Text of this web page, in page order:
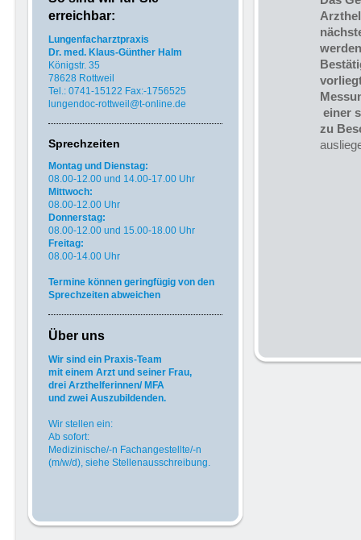
einer
zu
erreichbar:
Lungenfacharztpraxis
Dr. med. Klaus-Günther Halm
Königstr. 35
78628 Rottweil
Tel.: 0741-15122 Fax:-1756525
lungendoc-rottweil @t-online.de
Sprechzeiten
Montag und Dienstag:
08.00-12.00 und 14.00-17.00 Uhr
Mittwoch:
08.00-12.00 Uhr
Donnerstag:
08.00-12.00 und 15.00-18.00 Uhr
Freitag:
08.00-14.00 Uhr
Termine können geringfügig von den
Sprechzeiten abweichen
Über uns
Wir sind ein Praxis-Team
mit einem Arzt und seiner Frau,
drei Arzthelferinnen/ MFA
und zwei Auszubildenden.
Wir stellen ein:
Ab sofort:
Medizinische/-n Fachangestellte/-n
(m/w/d), siehe Stellenausschreibung.